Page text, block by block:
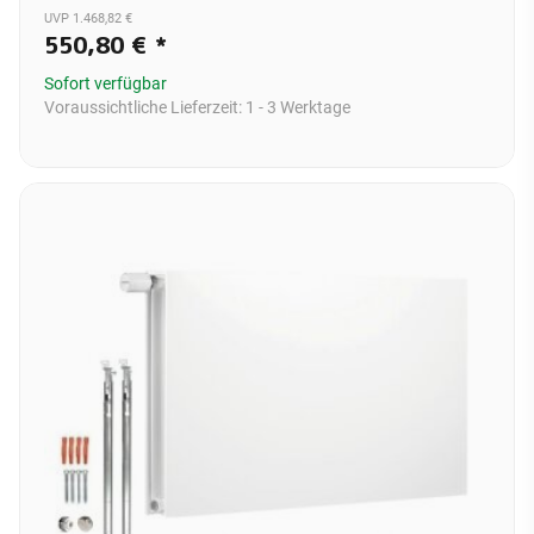
UVP 1.468,82 €
550,80 € *
Sofort verfügbar
Voraussichtliche Lieferzeit: 1 - 3 Werktage